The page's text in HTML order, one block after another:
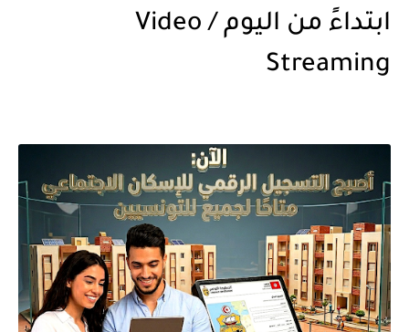
ابتداءً من اليوم / Video
Streaming